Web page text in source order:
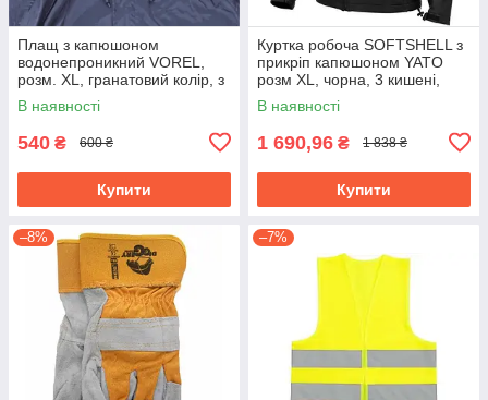
Плащ з капюшоном
водонепроникний VOREL,
розм. XL, гранатовий колір, з
вентиляційними отворами
PVC 74654
В наявності
540 ₴ 600 ₴
Купити
Куртка робоча SOFTSHELL з
прикріп капюшоном YATO
розм XL, чорна, 3 кишені,
96% поліест і 4% спандекс
YT-79553
В наявності
1 690,96 ₴ 1 838 ₴
Купити
–8% –7%